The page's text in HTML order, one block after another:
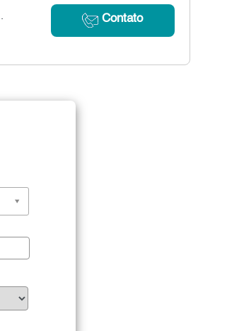
Contato